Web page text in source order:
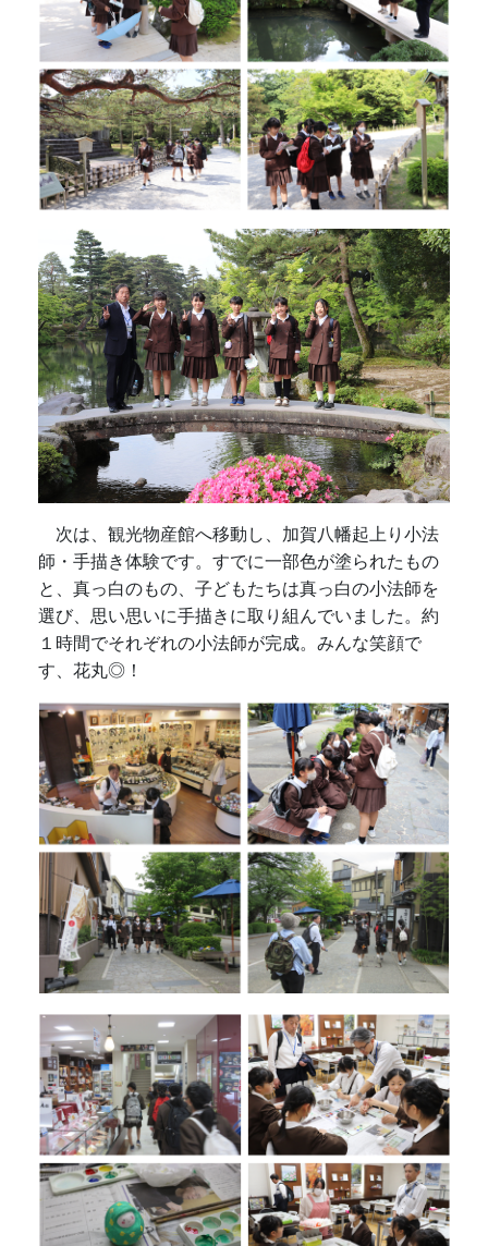
次は、観光物産館へ移動し、加賀八幡起上り小法
師・手描き体験です。すでに一部色が塗られたもの
と、真っ白のもの、子どもたちは真っ白の小法師を
選び、思い思いに手描きに取り組んでいました。約
１時間でそれぞれの小法師が完成。みんな笑顔で
す、花丸◎！